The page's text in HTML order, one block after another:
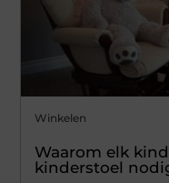
Winkelen
Waarom elk
kinderstoel